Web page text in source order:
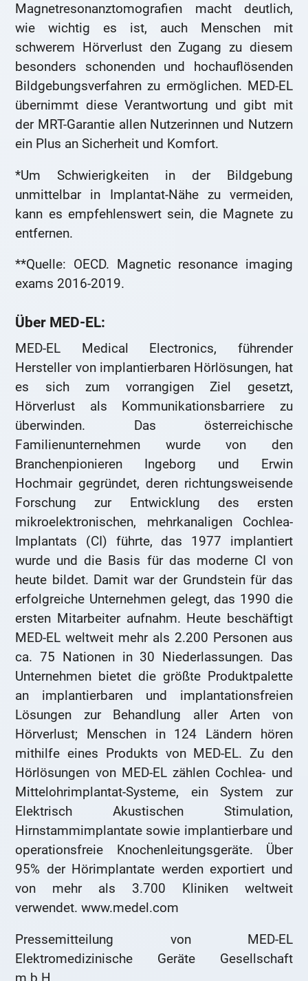
Magnetresonanztomografien macht deutlich,
wie wichtig es ist, auch Menschen mit
schwerem Hörverlust den Zugang zu diesem
besonders schonenden und hochauflösenden
Bildgebungsverfahren zu ermöglichen. MED-EL
übernimmt diese Verantwortung und gibt mit
der MRT-Garantie allen Nutzerinnen und Nutzern
ein Plus an Sicherheit und Komfort.
*Um Schwierigkeiten in der Bildgebung
unmittelbar in Implantat-Nähe zu vermeiden,
kann es empfehlenswert sein, die Magnete zu
entfernen.
**Quelle: OECD. Magnetic resonance imaging
exams 2016-2019.
Über MED-EL:
MED-EL Medical Electronics, führender
Hersteller von implantierbaren Hörlösungen, hat
es sich zum vorrangigen Ziel gesetzt,
Hörverlust als Kommunikationsbarriere zu
überwinden. Das österreichische
Familienunternehmen wurde von den
Branchenpionieren Ingeborg und Erwin
Hochmair gegründet, deren richtungsweisende
Forschung zur Entwicklung des ersten
mikroelektronischen, mehrkanaligen Cochlea-
Implantats (CI) führte, das 1977 implantiert
wurde und die Basis für das moderne CI von
heute bildet. Damit war der Grundstein für das
erfolgreiche Unternehmen gelegt, das 1990 die
ersten Mitarbeiter aufnahm. Heute beschäftigt
MED-EL weltweit mehr als 2.200 Personen aus
ca. 75 Nationen in 30 Niederlassungen. Das
Unternehmen bietet die größte Produktpalette
an implantierbaren und implantationsfreien
Lösungen zur Behandlung aller Arten von
Hörverlust; Menschen in 124 Ländern hören
mithilfe eines Produkts von MED-EL. Zu den
Hörlösungen von MED-EL zählen Cochlea- und
Mittelohrimplantat-Systeme, ein System zur
Elektrisch Akustischen Stimulation,
Hirnstammimplantate sowie implantierbare und
operationsfreie Knochenleitungsgeräte. Über
95% der Hörimplantate werden exportiert und
von mehr als 3.700 Kliniken weltweit
verwendet. www.medel.com
Pressemitteilung von MED-EL
Elektromedizinische Geräte Gesellschaft